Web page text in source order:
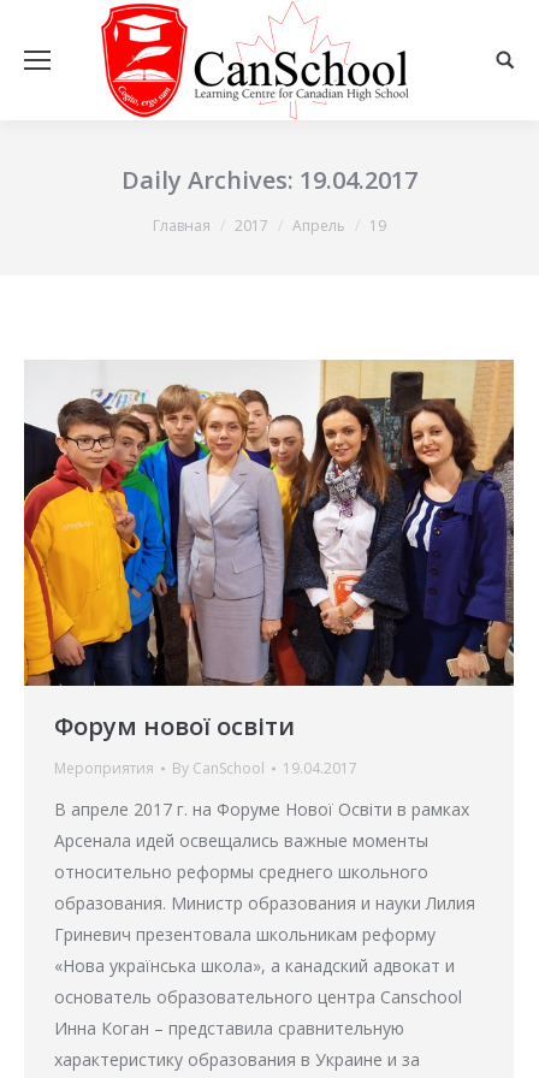
Daily Archives: 19.04.2017
Главная 2017 Апрель 19
Форум нової освіти
Мероприятия By CanSchool 19.04.2017
В апреле 2017 г. на Форуме Нової Освіти в рамках
Арсенала идей освещались важные моменты
относительно реформы среднего школьного
образования. Министр образования и науки Лилия
Гриневич презентовала школьникам реформу
«Нова українська школа», а канадский адвокат и
основатель образовательного центра Canschool
Инна Коган – представила сравнительную
характеристику образования в Украине и за